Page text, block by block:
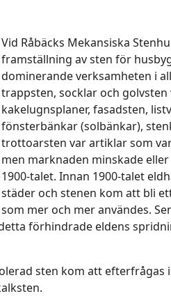
Vid Råbäcks Mekansiska
framställning av sten för
dominerande verksamheten i
trappsten, socklar och golvsten
kakelugnsplaner, fasadsten,
fönsterbänkar (solbänkar),
trottoarsten var artiklar som
men marknaden minskade
1900-talet. Innan 1900-talet
städer och stenen kom att bli
som mer och mer användes.
förhindrade eldens
sten kom att efterfrågas